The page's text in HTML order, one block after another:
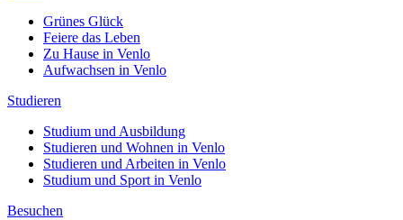
Grünes Glück
Feiere das Leben
Zu Hause in Venlo
Aufwachsen in Venlo
Studieren
Studium und Ausbildung
Studieren und Wohnen in Venlo
Studieren und Arbeiten in Venlo
Studium und Sport in Venlo
Besuchen